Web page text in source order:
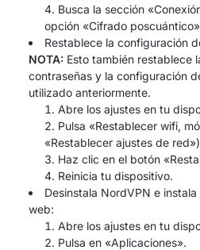
Busca la sección
opción «Cifrado
Restablece la configuración
NOTA: Esto también restablece
contraseñas y la configuración
utilizado anteriormente.
Abre los ajustes en tu
Pulsa «Restablecer wifi,
«Restablecer ajustes de
Haz clic en el botón
Reinicia tu dispositivo.
Desinstala NordVPN e
web:
Abre los ajustes en tu
Pulsa en «Aplicaciones».